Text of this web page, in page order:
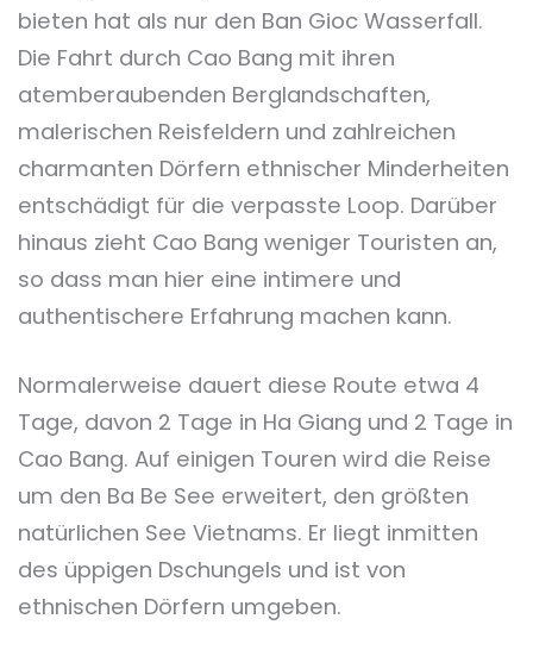
bieten hat als nur den Ban Gioc Wasserfall.
Die Fahrt durch Cao Bang mit ihren
atemberaubenden Berglandschaften,
malerischen Reisfeldern und zahlreichen
charmanten Dörfern ethnischer Minderheiten
entschädigt für die verpasste Loop. Darüber
hinaus zieht Cao Bang weniger Touristen an,
so dass man hier eine intimere und
authentischere Erfahrung machen kann.
Normalerweise dauert diese Route etwa 4
Tage, davon 2 Tage in Ha Giang und 2 Tage in
Cao Bang. Auf einigen Touren wird die Reise
um den Ba Be See erweitert, den größten
natürlichen See Vietnams. Er liegt inmitten
des üppigen Dschungels und ist von
ethnischen Dörfern umgeben.